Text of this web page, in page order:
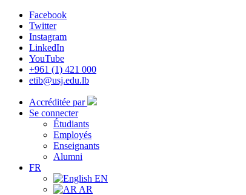
Facebook
Twitter
Instagram
LinkedIn
YouTube
+961 (1) 421 000
etib@usj.edu.lb
Accréditée par
Se connecter
Étudiants
Employés
Enseignants
Alumni
FR
EN
AR